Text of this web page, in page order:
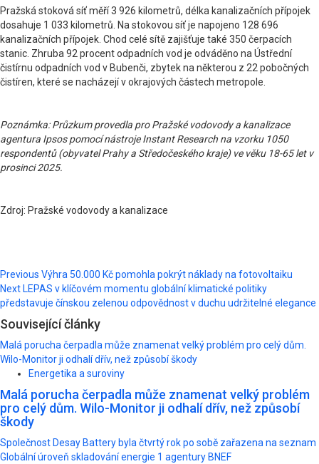
Pražská stoková síť měří 3 926 kilometrů, délka kanalizačních přípojek
dosahuje 1 033 kilometrů. Na stokovou síť je napojeno 128 696
kanalizačních přípojek. Chod celé sítě zajišťuje také 350 čerpacích
stanic. Zhruba 92 procent odpadních vod je odváděno na Ústřední
čistírnu odpadních vod v Bubenči, zbytek na některou z 22 pobočných
čistíren, které se nacházejí v okrajových částech metropole.
Poznámka: Průzkum provedla pro Pražské vodovody a kanalizace
agentura Ipsos pomocí nástroje Instant Research na vzorku 1050
respondentů (obyvatel Prahy a Středočeského kraje) ve věku 18-65 let v
prosinci 2025.
Zdroj: Pražské vodovody a kanalizace
Post
navigation
Previous Výhra 50.000 Kč pomohla pokrýt náklady na fotovoltaiku
Next LEPAS v klíčovém momentu globální klimatické politiky
představuje čínskou zelenou odpovědnost v duchu udržitelné elegance
Související články
Malá porucha čerpadla může znamenat velký problém pro celý dům.
Wilo-Monitor ji odhalí dřív, než způsobí škody
Energetika a suroviny
Malá porucha čerpadla může znamenat velký problém
pro celý dům. Wilo-Monitor ji odhalí dřív, než způsobí
škody
Společnost Desay Battery byla čtvrtý rok po sobě zařazena na seznam
Globální úroveň skladování energie 1 agentury BNEF